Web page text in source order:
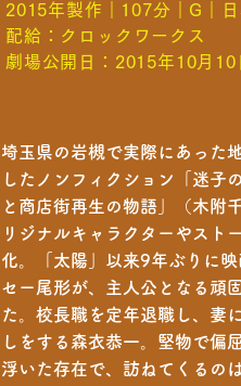
2015年製作｜107分｜G｜
配給：クロックワークス
劇場公開日：2015年10月10
埼玉県の岩槻で実際にあった
したノンフィクション「迷
と商店街再生の物語」（木附
リジナルキャラクターやスト
化。「太陽」以来9年ぶりに
セー尾形が、主人公となる頑
た。校長職を定年退職し、妻
しをする森衣恭一。堅物で偏
浮いた存在で、訪ねてくるの